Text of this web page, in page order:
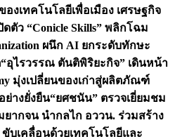
งเทคโนโลยีเพื่อเมือง เศรษฐกิจ
ดตัว “Conicle Skills” พลิกโฉม
ผนึก AI ยกระดับทักษะ
“อุไรวรรณ ตันติพิริยะกิจ” เดินหน้า
มุ่งเปลี่ยนของเก่าสู่ผลิตภัณฑ์
ย่างยั่งยืน“ยศชนัน” ตรวจเยี่ยมชม
ากจน นำกลไก อววน. ร่วมสร้าง
บเคลื่อนด้วยเทคโนโลยีและ